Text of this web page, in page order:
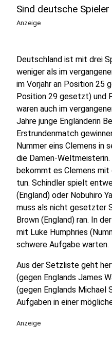
Sind deutsche Spieler
Anzeige
Deutschland ist mit drei
weniger als im
im Vorjahr an Position 25
Position 29 gesetzt) und
waren auch im
Jahre junge Engländerin
Erstrundenmatch
Nummer eins Clemens in
die Damen-
bekommt es Clemens mit
tun. Schindler spielt
(England) oder Nobuhiro
muss als nicht gesetzter
Brown (England) ran. In
mit Luke Humphries
schwere Aufgabe warten.
Aus der Setzliste geht
(gegen Englands James
(gegen Englands Michael
Aufgaben in einer
Anzeige